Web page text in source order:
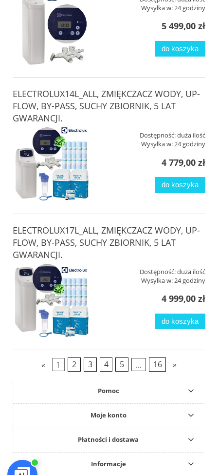
Wysyłka w: 24 godziny
5 499,00 zł
do koszyka
ELECTROLUX14L_ALL, ZMIĘKCZACZ WODY, UP-
FLOW, BY-PASS, SUCHY ZBIORNIK, 5 LAT
GWARANCJI.
Dostępność:duża ilość
Wysyłka w:24 godziny
4 779,00 zł
do koszyka
ELECTROLUX17L_ALL, ZMIĘKCZACZ WODY, UP-
FLOW, BY-PASS, SUCHY ZBIORNIK, 5 LAT
GWARANCJI.
Dostępność:duża ilość
Wysyłka w: 24 godziny
4 999,00 zł
do koszyka
« 1 2 3 4 5 ... 16 »
Pomoc
Moje konto
Płatności i dostawa
Informacje